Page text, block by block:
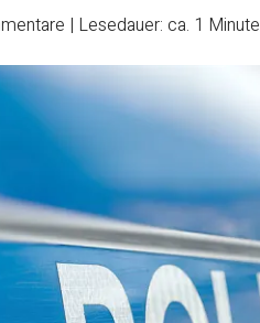
| Lesedauer: ca. 1 Minute